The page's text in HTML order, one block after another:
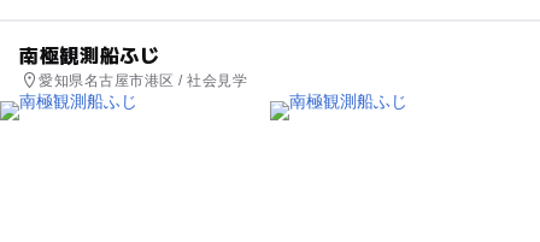
南極観測船ふじ
愛知県名古屋市港区 / 社会見学